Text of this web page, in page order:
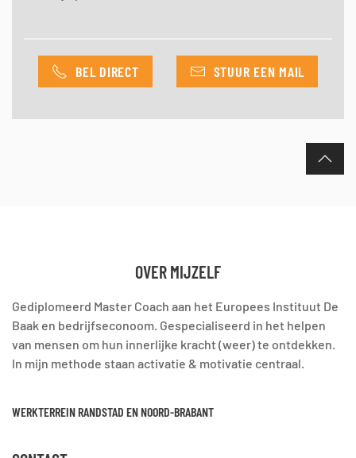
BEL DIRECT STUUR EEN MAIL
OVER MIJZELF
Gediplomeerd Master Coach aan het Europees Instituut De
Baak en bedrijfseconoom. Gespecialiseerd in het helpen
van mensen om hun innerlijke kracht (weer) te ontdekken.
In mijn methode staan activatie & motivatie centraal.
WERKTERREIN RANDSTAD EN NOORD-BRABANT